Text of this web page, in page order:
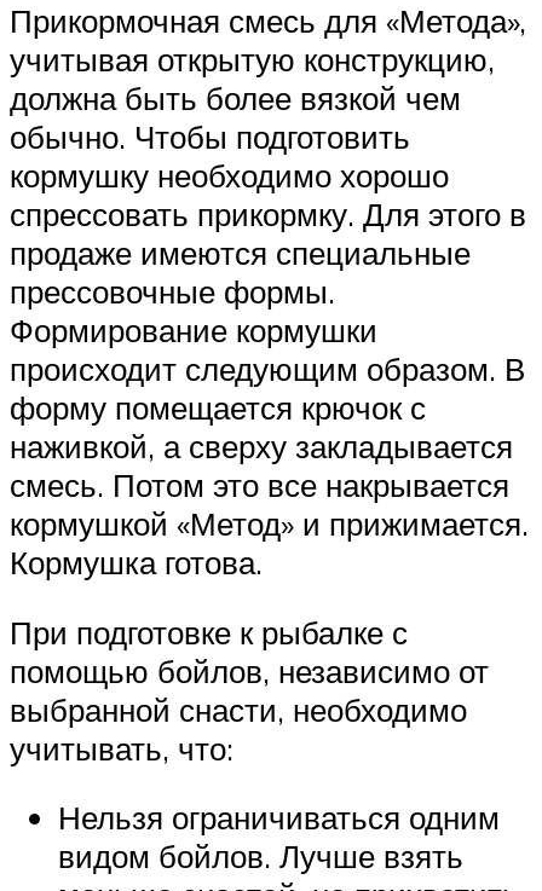
Прикормочная смесь для «Метода»,
учитывая открытую конструкцию,
должна быть более вязкой чем
обычно. Чтобы подготовить
кормушку необходимо хорошо
спрессовать прикормку. Для этого в
продаже имеются специальные
прессовочные формы.
Формирование кормушки
происходит следующим образом. В
форму помещается крючок с
наживкой, а сверху закладывается
смесь. Потом это все накрывается
кормушкой «Метод» и прижимается.
Кормушка готова.
При подготовке к рыбалке с
помощью бойлов, независимо от
выбранной снасти, необходимо
учитывать, что:
Нельзя ограничиваться одним
видом бойлов. Лучше взять